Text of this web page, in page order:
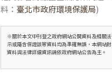
料： 臺北市政府環境保護局)
※關於本文中刊登之政府網站公開資料及相關
示或隱含保證該等資料均為準確無誤，本網站
資料與法律詳細資訊請依政府網站公告為主。